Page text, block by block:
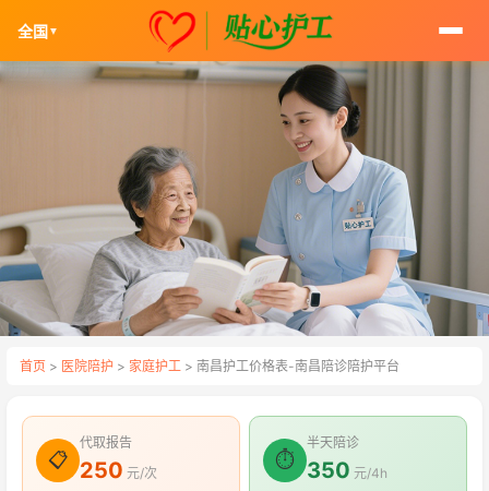
全国 ▼
首页 > 医院陪护 > 家庭护工 > 南昌护工价格表-南昌陪诊陪护平台
📋
代取报告
250 元/次
⏱
半天陪诊
350 元/4h